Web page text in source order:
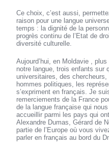
Ce choix, c’est aussi,
raison pour une langue
temps : la dignité de la
progrès continu de l’Etat de
diversité culturelle.
Aujourd’hui, en Moldavie ,
notre langue, trois enfants sur
universitaires, des
hommes politiques, les
s’expriment en français. Je
remerciements de la France
de la langue française qui
accueillir parmi les pays qui
Alexandre Dumas, Gérard de
partie de l’Europe où vous
parler en français au bord du